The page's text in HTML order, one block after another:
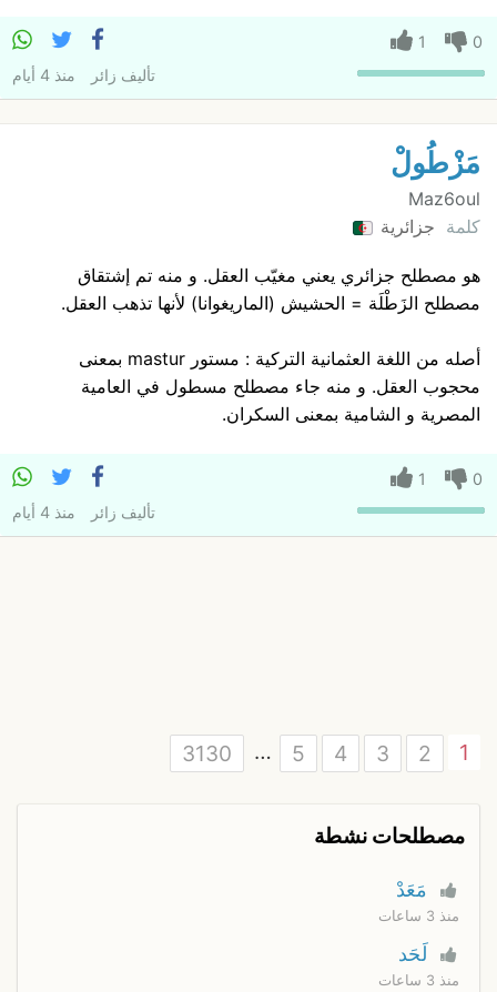
0
1
تأليف زائر منذ 4 أيام
مَزْطُولْ
Maz6oul
كلمة جزائرية
هو مصطلح جزائري يعني مغيّب العقل. و منه تم إشتقاق
مصطلح الزَطْلَة = الحشيش (الماريغوانا) لأنها تذهب العقل.
أصله من اللغة العثمانية التركية : مستور mastur بمعنى
محجوب العقل. و منه جاء مصطلح مسطول في العامية
المصرية و الشامية بمعنى السكران.
0
1
تأليف زائر منذ 4 أيام
1
2
3
4
5
…
3130
مصطلحات نشطة
مَعَدْ
منذ 3 ساعات
لَحَد
منذ 3 ساعات